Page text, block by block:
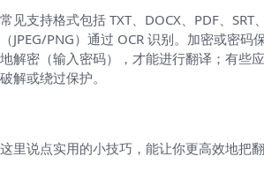
常见支持格式包括 TXT、DOCX、PDF、SRT
（JPEG/PNG）通过 OCR 识别。加密或密
地解密（输入密码），才能进行翻译；有些
破解或绕过保护。
这里说点实用的小技巧，能让你更高效地把翻